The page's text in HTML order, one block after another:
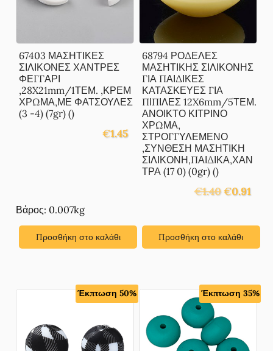
67403 ΜΑΣΗΤΙΚΕΣ
ΣΙΛΙΚΟΝΕΣ ΧΑΝΤΡΕΣ
ΦΕΓΓΑΡΙ
,28X21mm/1ΤΕΜ. ,ΚΡΕΜ
ΧΡΩΜΑ,ΜΕ ΦΑΤΣΟΥΛΕΣ
(3 -4) (7gr) ()
€1.45
Βάρος: 0.007kg
Προσθήκη στο καλάθι
68794 ΡΟΔΕΛΕΣ
ΜΑΣΗΤΙΚΗΣ ΣΙΛΙΚΟΝΗΣ
ΓΙΑ ΠΑΙΔΙΚΕΣ
ΚΑΤΑΣΚΕΥΕΣ ΓΙΑ
ΠΙΠΙΛΕΣ 12X6mm/5ΤΕΜ.
ΑΝΟΙΚΤΟ ΚΙΤΡΙΝΟ
ΧΡΩΜΑ,
ΣΤΡΟΓΓΥΛΕΜΕΝΟ
,ΣΥΝΘΕΣΗ ΜΑΣΗΤΙΚΗ
ΣΙΛΙΚΟΝΗ,ΠΑΙΔΙΚΑ,ΧΑΝ
ΤΡΑ (17 0) (0gr) ()
€1.40 Original
€1.40.
€0.91Η
είναι:
Προσθήκη στο καλάθι
Έκπτωση 50% Έκπτωση 35%